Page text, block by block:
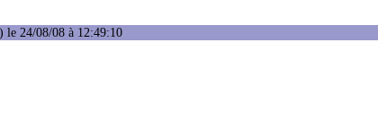
le 24/08/08 à 12:49:10